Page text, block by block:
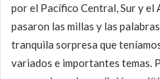
por el Pacífico Central, Sur y el
pasaron las millas y las
tranquila sorpresa que
variados e importantes temas.